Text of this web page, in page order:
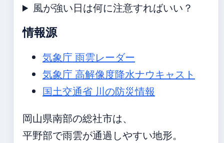
風が強い日は何に注意すればいい？
情報源
気象庁 雨雲レーダー
気象庁 高解像度降水ナウキャスト
国土交通省 川の防災情報
岡山県南部の総社市は、
平野部で雨雲が通過しやすい地形。